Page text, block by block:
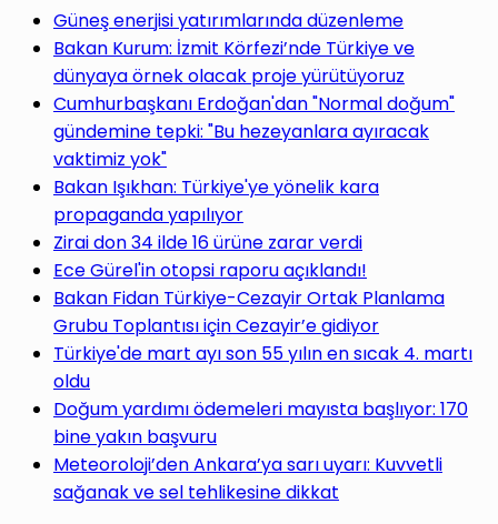
Güneş enerjisi yatırımlarında düzenleme
Bakan Kurum: İzmit Körfezi’nde Türkiye ve
dünyaya örnek olacak proje yürütüyoruz
Cumhurbaşkanı Erdoğan'dan "Normal doğum"
gündemine tepki: "Bu hezeyanlara ayıracak
vaktimiz yok"
Bakan Işıkhan: Türkiye'ye yönelik kara
propaganda yapılıyor
Zirai don 34 ilde 16 ürüne zarar verdi
Ece Gürel'in otopsi raporu açıklandı!
Bakan Fidan Türkiye-Cezayir Ortak Planlama
Grubu Toplantısı için Cezayir’e gidiyor
Türkiye'de mart ayı son 55 yılın en sıcak 4. martı
oldu
Doğum yardımı ödemeleri mayısta başlıyor: 170
bine yakın başvuru
Meteoroloji’den Ankara’ya sarı uyarı: Kuvvetli
sağanak ve sel tehlikesine dikkat